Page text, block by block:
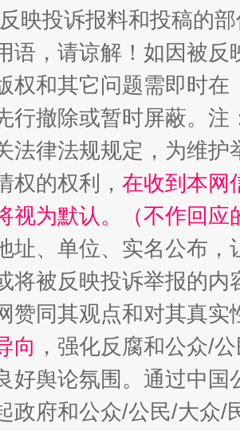
映投诉报料和投稿的
语，请谅解！如因被
权和其它问题需即时在
行撤除或暂时屏蔽。
法律法规规定，为维
权的权利， 在收到本网
视为默认。（不作回应
址、单位、实名公布
将被反映投诉举报的
赞同其观点和对其真实
向 ，强化反腐和公众/
好舆论氛围。通过中
政府和公众/公民/大众/